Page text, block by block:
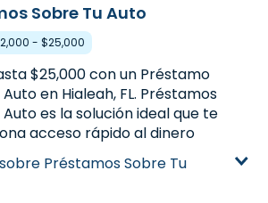
St., Ste. #110 en Hialeah, FL,
a Plazos hasta $1,000, o
(305) 231-7973para precalificar
visites una sucursal..
sobre Préstamos a Plazos
Sobre Tu Auto
- $25,000
Préstamo
en Hialeah, FL. Préstamos
Auto es la solución ideal que te
acceso rápido al dinero
la valoración de tu automóvil. Si
tu auto y tienes el título,
tu solicitud con nuestro socio,
Préstamos Sobre Tu